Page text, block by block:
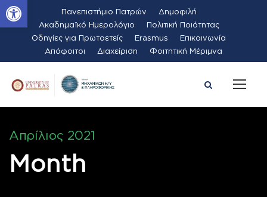
Ανοίξτε τη γραμμή εργαλείων Πανεπιστήμιο Πατρών
Δημοφιλή
Ακαδημαϊκό Ημερολόγιο
Πολιτική Ποιότητας
Οδηγίες για Πρωτοετείς
Erasmus
Επικοινωνία
Απόφοιτοι
Διαχείριση Φοιτητική Μέριμνα
Απρίλιος 2021
Month